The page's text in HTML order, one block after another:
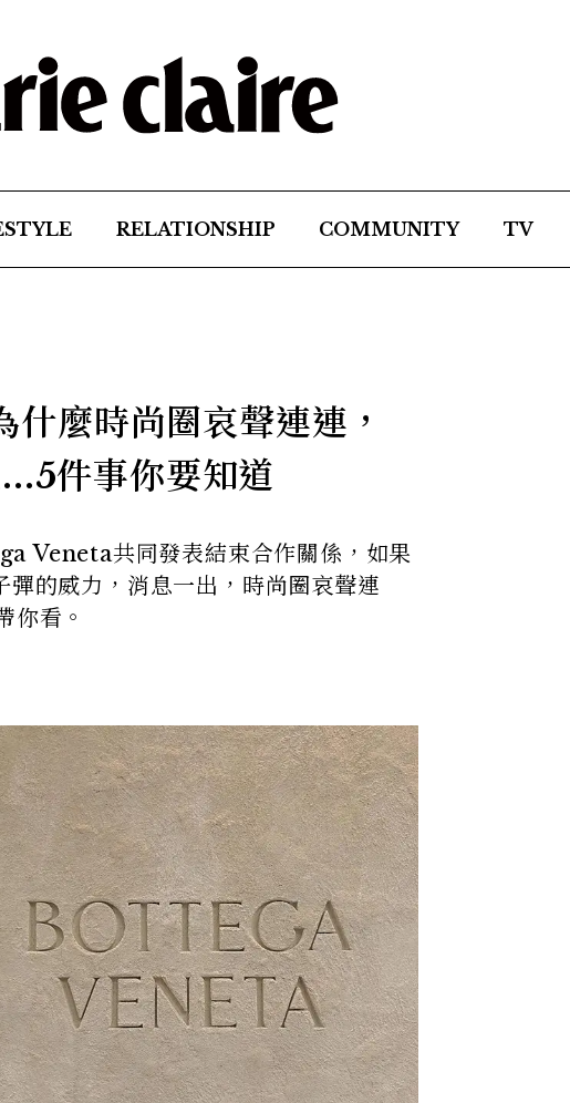
RELATIONSHIP COMMUNITY TV
麼時尚圈哀聲連連，
件事你要知道
Veneta共同發表結束合作關係，如果
的威力，消息一出，時尚圈哀聲連
你看。